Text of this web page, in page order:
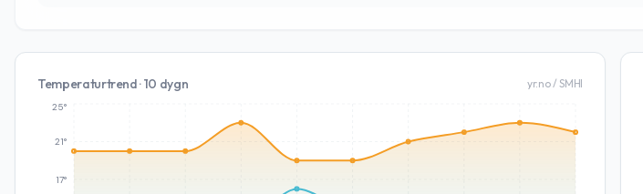
Temperaturtrend · 10 dygn yr.no / SMHI
17°
21°
25°